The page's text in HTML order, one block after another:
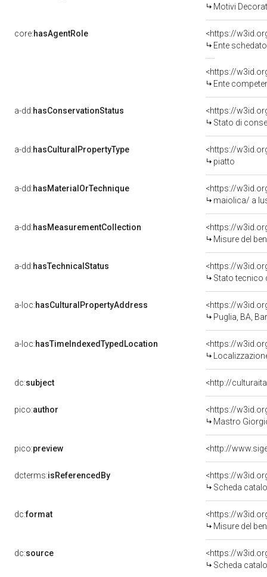
Motivi
core:hasAgentRole
<https://
Ente schedatore
<https://
Ente competente
a-dd:hasConservationStatus
<https://
Stato di
a-dd:hasCulturalPropertyType
piatto
a-dd:hasMaterialOrTechnique
<https://
maiolica/ a
a-dd:hasMeasurementCollection
<https://
Misure del
a-dd:hasTechnicalStatus
<https://
Stato tecnico
a-loc:hasCulturalPropertyAddress
<https://
Puglia, BA,
a-loc:hasTimeIndexedTypedLocation
<https://
dc:subject <http://
pico:author
<https://
Mastro
pico:preview
dcterms:isReferencedBy
<https://
Scheda
dc:format
<https://
Misure del
dc:source
<https://
Scheda